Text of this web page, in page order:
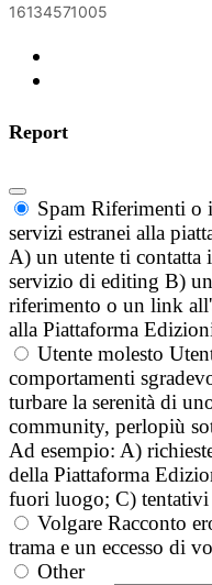
16134571005
Report
Spam Riferimenti o
servizi estranei alla
A) un utente ti contatta
servizio di editing B)
riferimento o un link
alla Piattaforma
Utente molesto
comportamenti
turbare la serenità di
community, perlopiù
Ad esempio: A)
della Piattaforma
fuori luogo; C) tentativi
Volgare Racconto
trama e un eccesso di
Other